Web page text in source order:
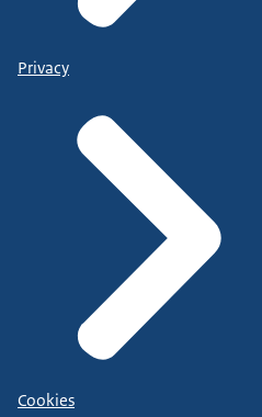
Privacy
Cookies